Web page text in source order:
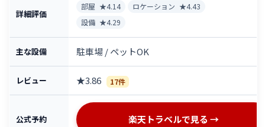
詳細評価
部屋 ★4.14 ロケーション ★4.43
設備 ★4.29
主な設備 駐車場 / ペットOK
レビュー ★3.86 17件
公式予約 楽天トラベルで見る →